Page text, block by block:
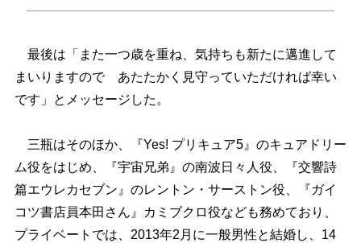
最後は「また一つ歳を重ね、気持ちも新たに邁進して
まいりますので あたたかく見守っていただければ幸い
です」とメッセージした。
三瓶はそのほか、『Yes! プリキュア5』のキュアドリー
ム役をはじめ、『宇宙兄弟』の南波日々人役、『交響詩
篇エウレカセブン』のレントン・サーストン役、『ガイ
コツ書店員本田さん』カミブクロ役なども務めており、
プライベートでは、2013年2月に一般男性と結婚し、14